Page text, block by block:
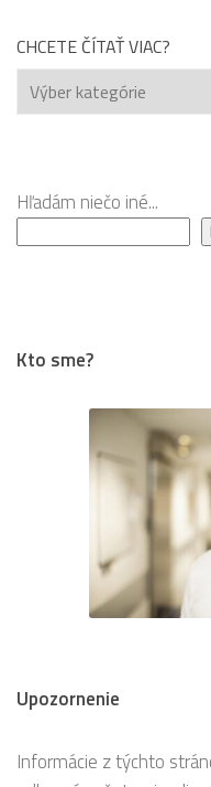
CHCETE ČÍTAŤ VIAC?
Chcete
čítať
Hľadám niečo iné...
Kto sme?
Upozornenie
Informácie z týchto